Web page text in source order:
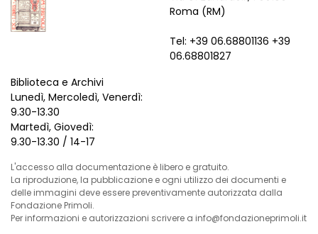
Roma (RM)
Tel: +39 06.68801136 +39
06.68801827
Biblioteca e Archivi
Lunedì, Mercoledì, Venerdì:
9.30-13.30
Martedì, Giovedì:
9.30-13.30 / 14-17
L'accesso alla documentazione è libero e gratuito.
La riproduzione, la pubblicazione e ogni utilizzo dei documenti e
delle immagini deve essere preventivamente autorizzata dalla
Fondazione Primoli.
Per informazioni e autorizzazioni scrivere a info@fondazioneprimoli.it